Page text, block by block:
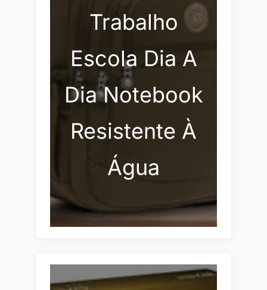
Trabalho
Escola Dia A
Dia Notebook
Resistente À
Água